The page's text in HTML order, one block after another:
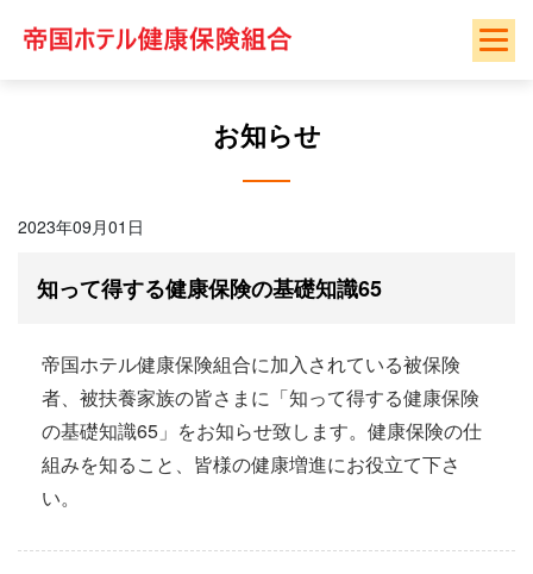
お知らせ
2023年09月01日
知って得する健康保険の基礎知識65
帝国ホテル健康保険組合に加入されている被保険
者、被扶養家族の皆さまに「知って得する健康保険
の基礎知識65」をお知らせ致します。健康保険の仕
組みを知ること、皆様の健康増進にお役立て下さ
い。